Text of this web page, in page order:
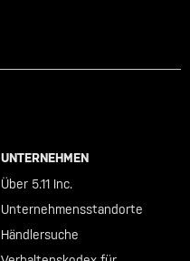
UNTERNEHMEN
Über 5.11 Inc.
Unternehmensstandorte
Händlersuche